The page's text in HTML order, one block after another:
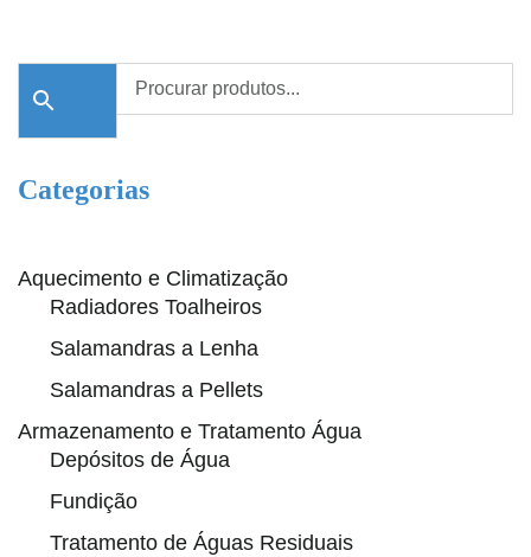
Categorias
Aquecimento e Climatização
Radiadores Toalheiros
Salamandras a Lenha
Salamandras a Pellets
Armazenamento e Tratamento Água
Depósitos de Água
Fundição
Tratamento de Águas Residuais